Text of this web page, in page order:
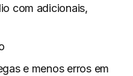
com adicionais,
e menos erros em